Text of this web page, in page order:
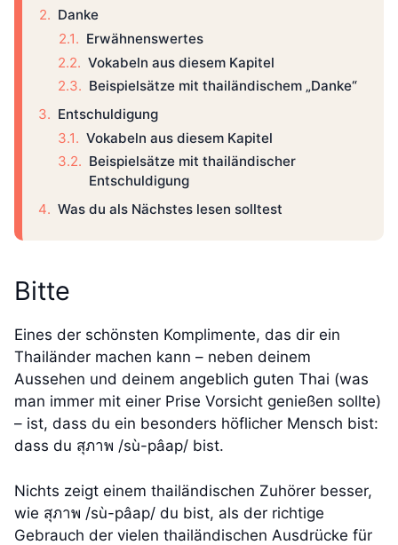
Danke
Erwähnenswertes
Vokabeln aus diesem Kapitel
Beispielsätze mit thailändischem „Danke“
Entschuldigung
Vokabeln aus diesem Kapitel
Beispielsätze mit thailändischer
Entschuldigung
Was du als Nächstes lesen solltest
Bitte
Eines der schönsten Komplimente, das dir ein
Thailänder machen kann – neben deinem
Aussehen und deinem angeblich guten Thai (was
man immer mit einer Prise Vorsicht genießen sollte)
– ist, dass du ein besonders höflicher Mensch bist:
dass du สุภาพ /sù-pâap/ bist.
Nichts zeigt einem thailändischen Zuhörer besser,
wie สุภาพ /sù-pâap/ du bist, als der richtige
Gebrauch der vielen thailändischen Ausdrücke für